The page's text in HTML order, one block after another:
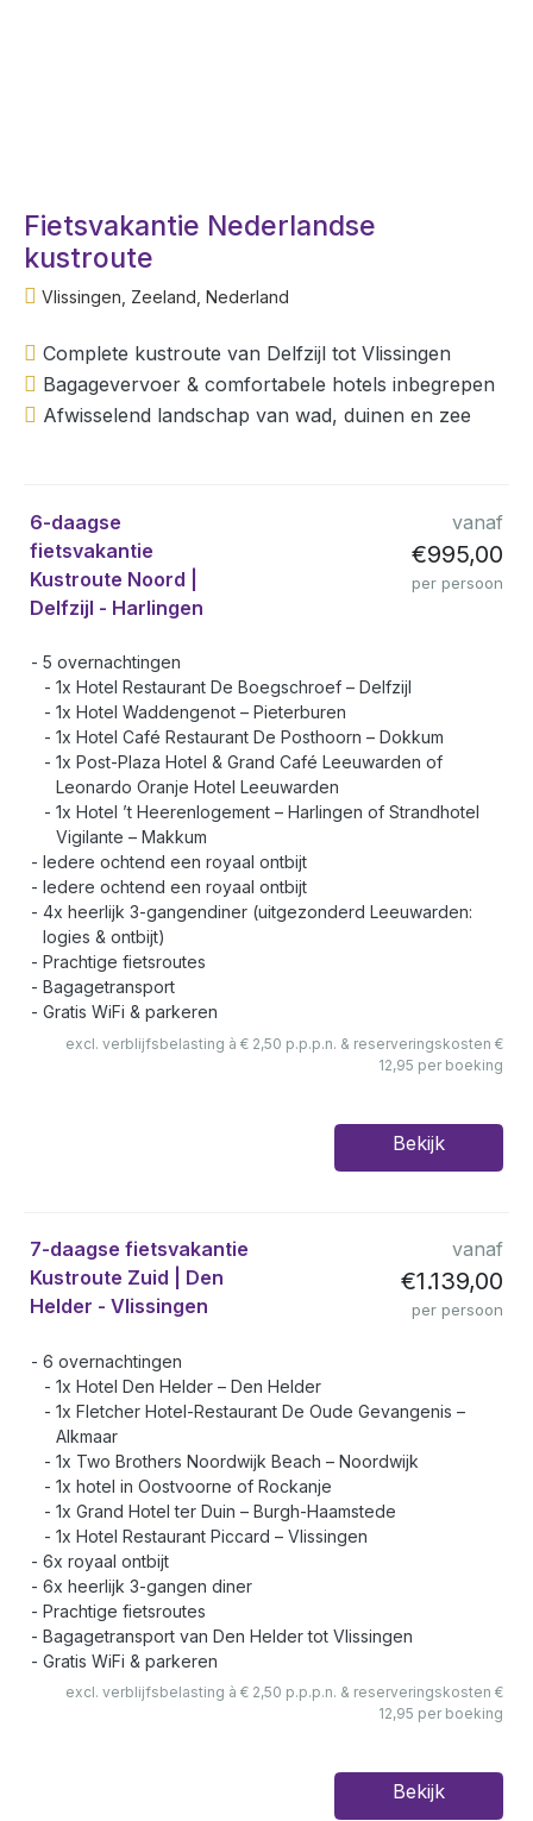
Fietsvakantie Nederlandse
kustroute
Vlissingen, Zeeland, Nederland
Complete kustroute van Delfzijl tot Vlissingen
Bagagevervoer & comfortabele hotels inbegrepen
Afwisselend landschap van wad, duinen en zee
6-daagse
fietsvakantie
Kustroute Noord |
Delfzijl - Harlingen
vanaf
€995,00
per persoon
5 overnachtingen
1x Hotel Restaurant De Boegschroef – Delfzijl
1x Hotel Waddengenot – Pieterburen
1x Hotel Café Restaurant De Posthoorn – Dokkum
1x Post-Plaza Hotel & Grand Café Leeuwarden of
Leonardo Oranje Hotel Leeuwarden
1x Hotel ’t Heerenlogement – Harlingen of Strandhotel
Vigilante – Makkum
Iedere ochtend een royaal ontbijt
Iedere ochtend een royaal ontbijt
4x heerlijk 3-gangendiner (uitgezonderd Leeuwarden:
logies & ontbijt)
Prachtige fietsroutes
Bagagetransport
Gratis WiFi & parkeren
excl. verblijfsbelasting à € 2,50 p.p.p.n. & reserveringskosten €
12,95 per boeking
Bekijk
7-daagse fietsvakantie
Kustroute Zuid | Den
Helder - Vlissingen
vanaf
€1.139,00
per persoon
6 overnachtingen
1x Hotel Den Helder – Den Helder
1x Fletcher Hotel-Restaurant De Oude Gevangenis –
Alkmaar
1x Two Brothers Noordwijk Beach – Noordwijk
1x hotel in Oostvoorne of Rockanje
1x Grand Hotel ter Duin – Burgh-Haamstede
1x Hotel Restaurant Piccard – Vlissingen
6x royaal ontbijt
6x heerlijk 3-gangen diner
Prachtige fietsroutes
Bagagetransport van Den Helder tot Vlissingen
Gratis WiFi & parkeren
excl. verblijfsbelasting à € 2,50 p.p.p.n. & reserveringskosten €
12,95 per boeking
Bekijk